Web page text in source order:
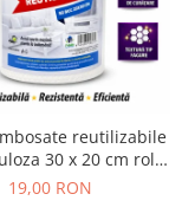
reutilizabile
30 x 20 cm rola
50 bucati
19,00 RON